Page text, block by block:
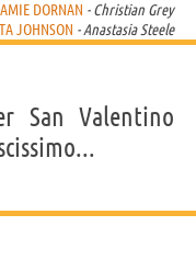
DORNAN - Christian Grey
JOHNSON - Anastasia Steele
San Valentino